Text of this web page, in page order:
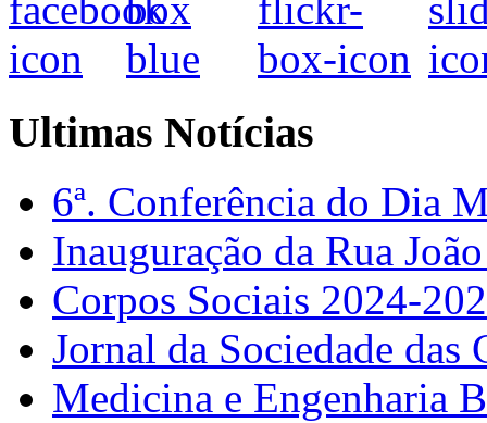
Ultimas Notícias
6ª. Conferência do Dia
Inauguração da Rua
Corpos Sociais 2024-
Jornal da Sociedade
Medicina e Engenharia